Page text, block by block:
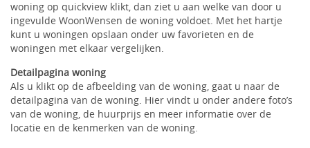
woning op quickview klikt, dan ziet u aan welke van door u
ingevulde WoonWensen de woning voldoet. Met het hartje
kunt u woningen opslaan onder uw favorieten en de
woningen met elkaar vergelijken.
Detailpagina woning
Als u klikt op de afbeelding van de woning, gaat u naar de
detailpagina van de woning. Hier vindt u onder andere foto’s
van de woning, de huurprijs en meer informatie over de
locatie en de kenmerken van de woning.